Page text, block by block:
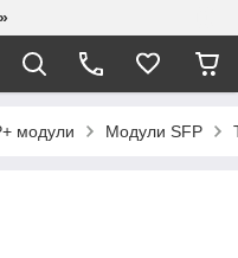
модули Модули SFP